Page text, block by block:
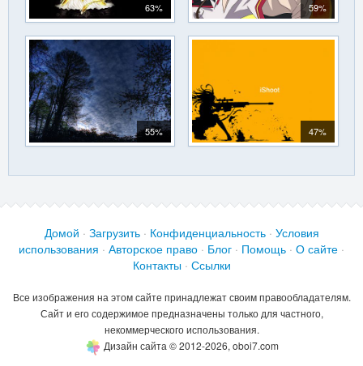
63% 59%
55% 47%
Домой · Загрузить · Конфиденциальность · Условия
использования · Авторское право · Блог · Помощь · О сайте ·
Контакты · Ссылки
Все изображения на этом сайте принадлежат своим правообладателям.
Сайт и его содержимое предназначены только для частного,
некоммерческого использования.
Дизайн сайта © 2012-2026, oboi7.com